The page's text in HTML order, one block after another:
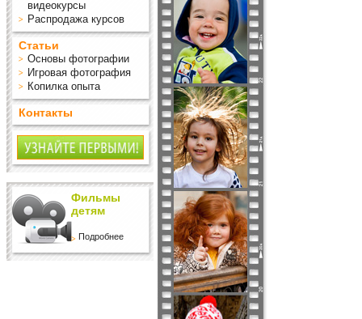
видеокурсы
Распродажа курсов
Статьи
Основы фотографии
Игровая фотография
Копилка опыта
Контакты
Фильмы
детям
Подробнее